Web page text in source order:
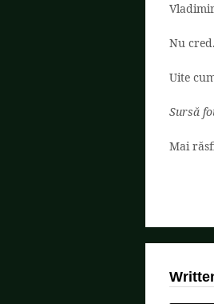
Nu
Uite
Sursă
Mai